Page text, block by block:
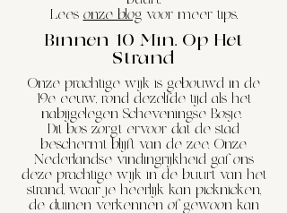
Lees onze blogvoor meer tips.
Binnen 10 Min. Op Het
Strand
Onze prachtige wijk is gebouwd in de
19e eeuw, rond dezelfde tijd als het
nabijgelegen Scheveningse Bosje.
Dit bos zorgt ervoor dat de stad
beschermt blijft van de zee. Onze
Nederlandse vindingrijkheid gaf ons
deze prachtige wijk in de buurt van het
strand, waar je heerlijk kan picknicken,
de duinen verkennen of gewoon kan